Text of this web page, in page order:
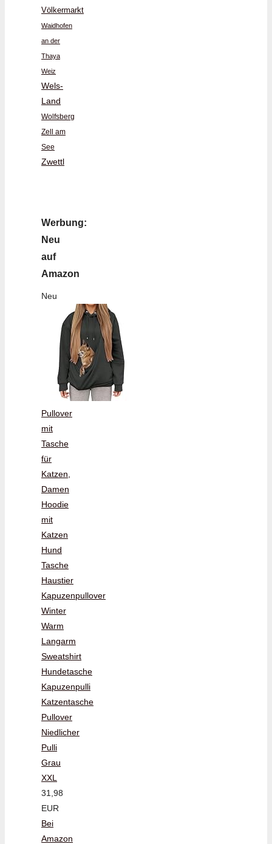
Völkermarkt
Waidhofen
an der
Thaya
Weiz
Wels-
Land
Wolfsberg
Zell am
See
Zwettl
Werbung:
Neu
auf
Amazon
Neu
Pullover
mit
Tasche
für
Katzen,
Damen
Hoodie
mit
Katzen
Hund
Tasche
Haustier
Kapuzenpullover
Winter
Warm
Langarm
Sweatshirt
Hundetasche
Kapuzenpulli
Katzentasche
Pullover
Niedlicher
Pulli
Grau
XXL
31,98
EUR
Bei
Amazon